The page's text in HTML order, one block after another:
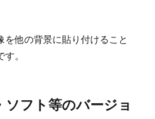
を他の背景に貼り付けること
。
ソフト等のバージョ